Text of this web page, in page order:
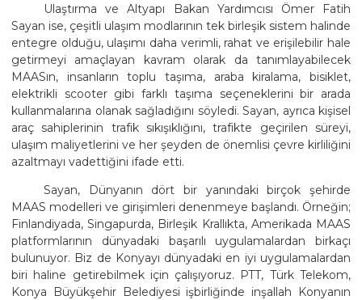
Ulaştırma ve Altyapı Bakan Yardımcısı Ömer Fatih
Sayan ise, çeşitli ulaşım modlarının tek birleşik sistem halinde
entegre olduğu, ulaşımı daha verimli, rahat ve erişilebilir hale
getirmeyi amaçlayan kavram olarak da tanımlayabilecek
MAASın, insanların toplu taşıma, araba kiralama, bisiklet,
elektrikli scooter gibi farklı taşıma seçeneklerini bir arada
kullanmalarına olanak sağladığını söyledi. Sayan, ayrıca kişisel
araç sahiplerinin trafik sıkışıklığını, trafikte geçirilen süreyi,
ulaşım maliyetlerini ve her şeyden de önemlisi çevre kirliliğini
azaltmayı vadettiğini ifade etti.
Sayan, Dünyanın dört bir yanındaki birçok şehirde
MAAS modelleri ve girişimleri denenmeye başlandı. Örneğin;
Finlandiyada, Singapurda, Birleşik Krallıkta, Amerikada MAAS
platformlarının dünyadaki başarılı uygulamalardan birkaçı
bulunuyor. Biz de Konyayı dünyadaki en iyi uygulamalardan
biri haline getirebilmek için çalışıyoruz. PTT, Türk Telekom,
Konya Büyükşehir Belediyesi işbirliğinde inşallah Konyanın